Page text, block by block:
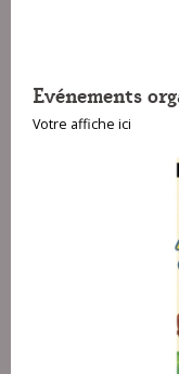
Evénements
Votre affiche ici